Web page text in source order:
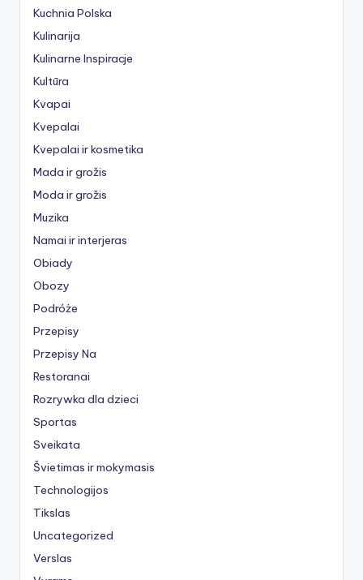
Kuchnia Polska
Kulinarija
Kulinarne Inspiracje
Kultūra
Kvapai
Kvepalai
Kvepalai ir kosmetika
Mada ir grožis
Moda ir grožis
Muzika
Namai ir interjeras
Obiady
Obozy
Podróże
Przepisy
Przepisy Na
Restoranai
Rozrywka dla dzieci
Sportas
Sveikata
Švietimas ir mokymasis
Technologijos
Tikslas
Uncategorized
Verslas